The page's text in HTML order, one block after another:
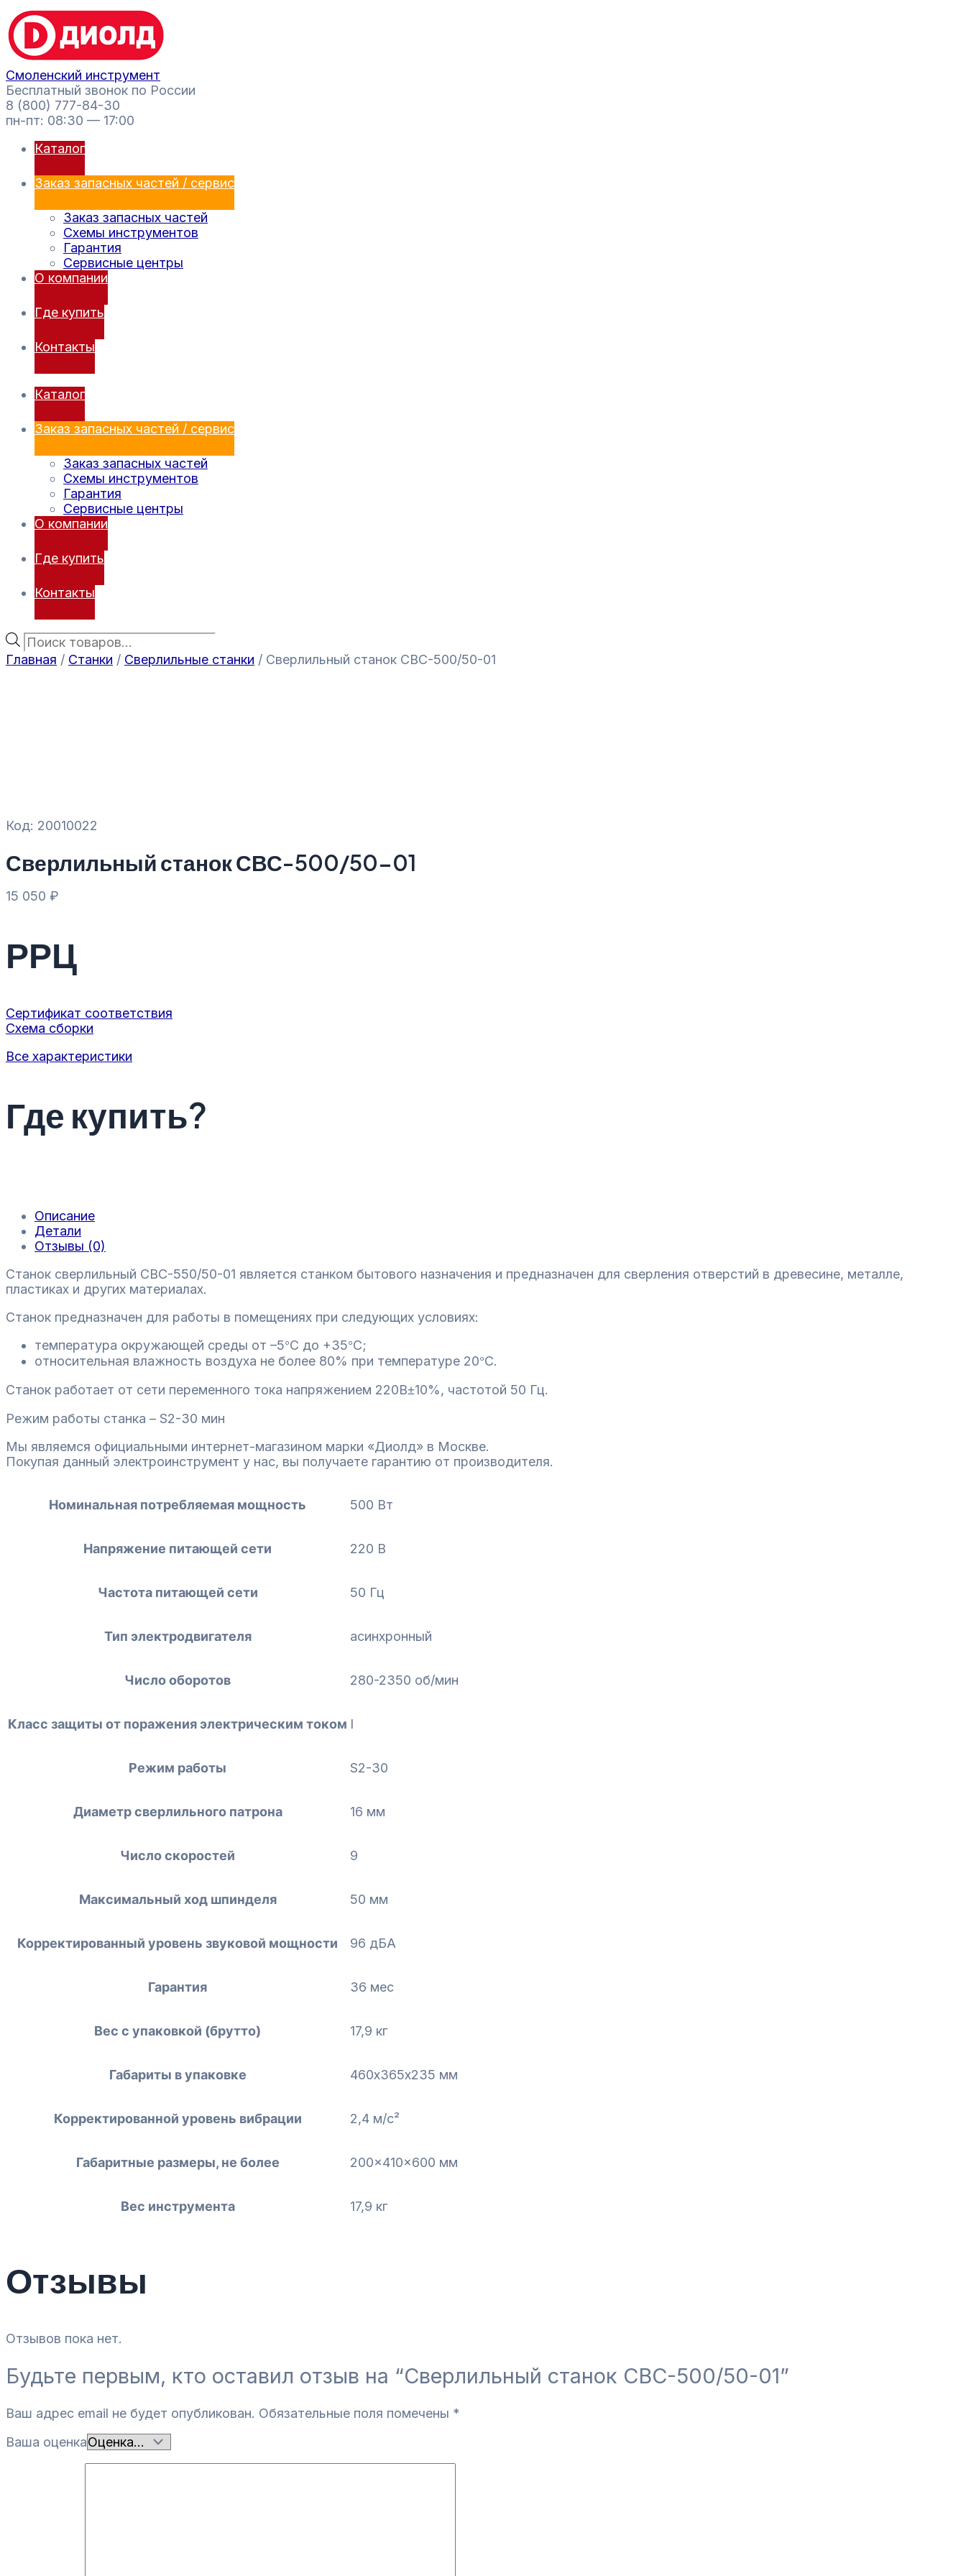
Перейти
к
содержимому
Смоленский инструмент
Бесплатный звонок по России
8 (800) 777-84-30
пн-пт: 08:30 — 17:00
Каталог
Заказ запасных частей / сервис
Заказ запасных частей
Схемы инструментов
Гарантия
Сервисные центры
О компании
Где купить
Контакты
Каталог
Заказ запасных частей / сервис
Заказ запасных частей
Схемы инструментов
Гарантия
Сервисные центры
О компании
Где купить
Контакты
Поиск
товаров
Главная / Станки / Сверлильные станки / Сверлильный станок СВС-500/50-01
Код: 20010022
Сверлильный станок СВС-500/50-01
15 050 ₽
РРЦ
Сертификат соответствия
Схема сборки
Все характеристики
Где купить?
Описание
Детали
Отзывы (0)
Станок сверлильный СВС-550/50-01 является станком бытового назначения и предназначен для сверления отверстий в древесине, металле,
пластиках и других материалах.
Станок предназначен для работы в помещениях при следующих условиях:
температура окружающей среды от –5°С до +35°С;
относительная влажность воздуха не более 80% при температуре 20°С.
Станок работает от сети переменного тока напряжением 220В±10%, частотой 50 Гц.
Режим работы станка – S2-30 мин
Мы являемся официальными интернет-магазином марки «Диолд» в Москве.
Покупая данный электроинструмент у нас, вы получаете гарантию от производителя.
Номинальная потребляемая мощность 500 Вт
Напряжение питающей сети 220 В
Частота питающей сети 50 Гц
Тип электродвигателя асинхронный
Число оборотов 280-2350 об/мин
Класс защиты от поражения электрическим током I
Режим работы S2-30
Диаметр сверлильного патрона 16 мм
Число скоростей 9
Максимальный ход шпинделя 50 мм
Корректированный уровень звуковой мощности 96 дБА
Гарантия 36 мес
Вес с упаковкой (брутто) 17,9 кг
Габариты в упаковке 460х365х235 мм
Корректированной уровень вибрации 2,4 м/с²
Габаритные размеры, не более 200x410x600 мм
Вес инструмента 17,9 кг
Отзывы
Отзывов пока нет.
Будьте первым, кто оставил отзыв на “Сверлильный станок СВС-500/50-01”
Ваш адрес email не будет опубликован. Обязательные поля помечены *
Ваша оценка